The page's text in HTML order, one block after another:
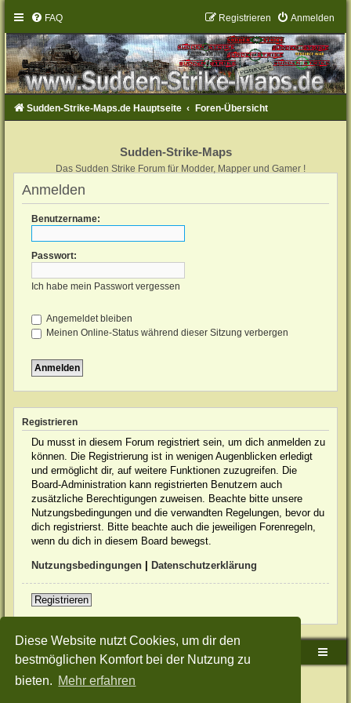
Diese Website nutzt Cookies, um dir den
bestmöglichen Komfort bei der Nutzung zu
bieten. Mehr erfahren
FAQ Anmelden
Registrieren
Sudden-Strike-Maps.de Hauptseite Foren-Übersicht
Sudden-Strike-Maps
Das Sudden Strike Forum für Modder, Mapper und Gamer !
Anmelden
Benutzername:
Passwort:
Ich habe mein Passwort vergessen
Angemeldet bleiben
Meinen Online-Status während dieser Sitzung verbergen
Registrieren
Du musst in diesem Forum registriert sein, um dich anmelden zu
können. Die Registrierung ist in wenigen Augenblicken erledigt
und ermöglicht dir, auf weitere Funktionen zuzugreifen. Die
Board-Administration kann registrierten Benutzern auch
zusätzliche Berechtigungen zuweisen. Beachte bitte unsere
Nutzungsbedingungen und die verwandten Regelungen, bevor du
dich registrierst. Bitte beachte auch die jeweiligen Forenregeln,
wenn du dich in diesem Board bewegst.
Nutzungsbedingungen Datenschutzerklärung
Registrieren
Sudden-Strike-Maps.de Hauptseite Foren-Übersicht
Powered byphpBB® Forum Software © phpBB Limited